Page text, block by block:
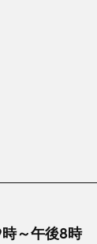
～午後8時